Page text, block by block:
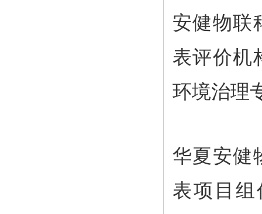
安健物联
表评价机
环境治理
华夏安健
表项目